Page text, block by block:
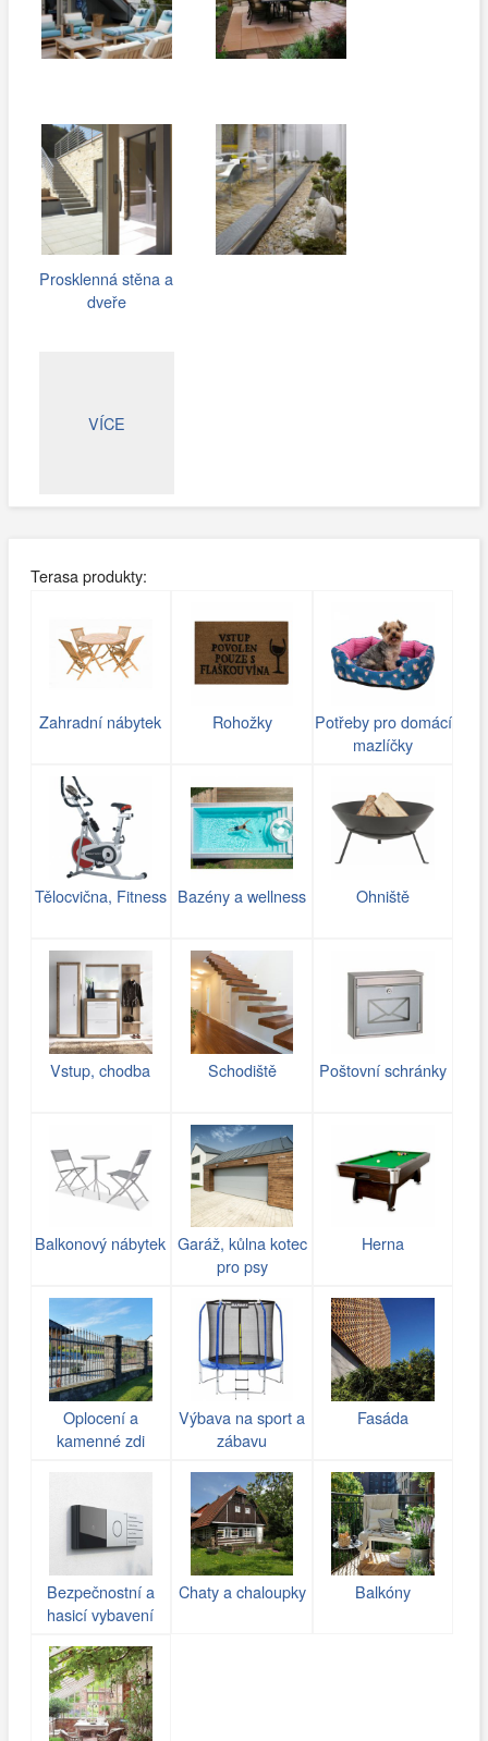
Prosklenná stěna a
dveře
VÍCE
Terasa produkty:
Zahradní nábytek Rohožky
Potřeby pro domácí
mazlíčky
Tělocvična, Fitness Bazény a wellness Ohniště
Vstup, chodba Schodiště Poštovní schránky
Balkonový nábytek Garáž, kůlna kotec
pro psy
Herna
Oplocení a
kamenné zdi
Výbava na sport a
zábavu
Fasáda
Bezpečnostní a
hasicí vybavení
Chaty a chaloupky Balkóny